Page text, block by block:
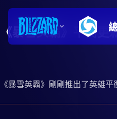
《暴雪英霸》平衡更
《暴雪英霸》剛剛推出了英雄